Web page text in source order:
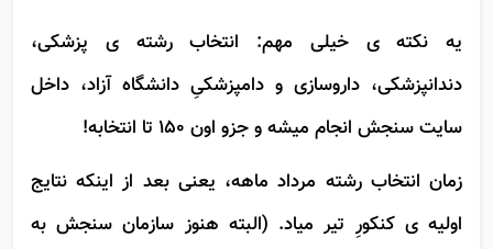
azmoon.iau.ir
انجام میشه.
یه نکته ی خیلی مهم: انتخاب رشته ی پزشکی،
دندانپزشکی، داروسازی و دامپزشکیِ دانشگاه آزاد، داخل
سایت سنجش انجام میشه و جزو اون 150 تا انتخابه!
زمان انتخاب رشته مرداد ماهه، یعنی بعد از اینکه نتایج